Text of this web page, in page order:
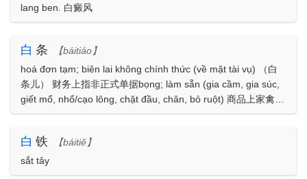
lang ben. 白癜风
白 条
【báitiáo】
hoá đơn tạm; biên lai không chính thức (về mặt tài vụ) （白
条儿） 财务上指非正式单据bọng; làm sẵn (gia cầm, gia súc,
giết mổ, nhổ/cạo lông, chặt đầu, chân, bỏ ruột) 商品上家禽、
牲畜宰杀后煺毛或去头、蹢、内脏的biên lai không chính thức
白 铁
【báitiě】
sắt tây